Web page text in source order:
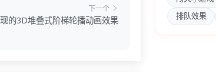
下一个
的3D堆叠式阶梯轮播动画效果
排队效果